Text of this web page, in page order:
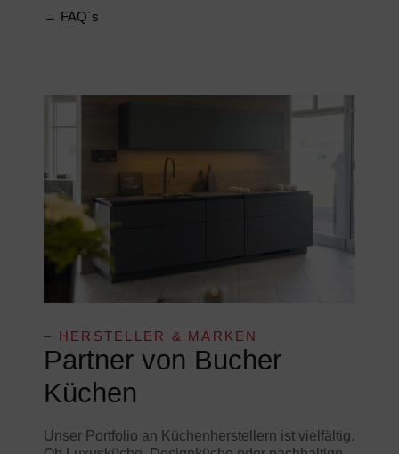
→ FAQ´s
– HERSTELLER & MARKEN
Partner von Bucher
Küchen
Unser Portfolio an Küchenherstellern ist vielfältig.